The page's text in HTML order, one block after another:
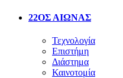
22ΟΣ ΑΙΩΝΑΣ
Τεχνολογία
Επιστήμη
Διάστημα
Καινοτομία